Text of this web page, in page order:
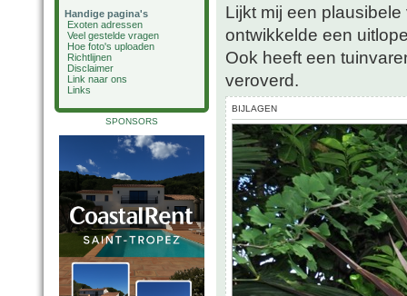
Handige pagina's
Exoten adressen
Veel gestelde vragen
Hoe foto's uploaden
Richtlijnen
Disclaimer
Link naar ons
Links
SPONSORS
Lijkt mij een
ontwikkelde een
Ook heeft een
veroverd.
BIJLAGEN